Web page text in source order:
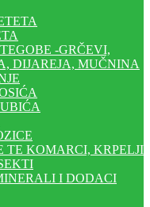
-GRČEVI,
DIJAREJA, MUČNINA
TE KOMARCI, KRPELJI
I DODACI